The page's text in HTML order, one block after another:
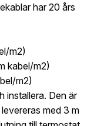
har 20 års
m2)
kabel/m2)
m2)
installera. Den är
med 3 m